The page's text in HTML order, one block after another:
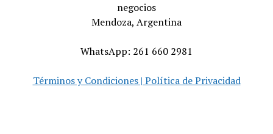
negocios
Mendoza, Argentina
WhatsApp: 261 660 2981
Términos y Condiciones | Política de Privacidad